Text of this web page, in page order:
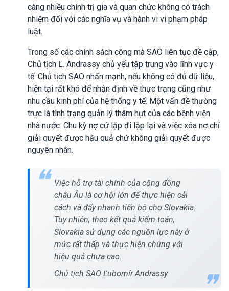
càng nhiều chính trị gia và quan chức không có trách
nhiệm đối với các nghĩa vụ và hành vi vi phạm pháp
luật.
Trong số các chính sách công mà SAO liên tục đề cập,
Chủ tịch Ľ. Andrassy chủ yếu tập trung vào lĩnh vực y
tế. Chủ tịch SAO nhấn mạnh, nếu không có đủ dữ liệu,
hiện tại rất khó để nhận định về thực trạng cũng như
nhu cầu kinh phí của hệ thống y tế. Một vấn đề thường
trực là tình trạng quản lý thâm hụt của các bệnh viện
nhà nước. Chu kỳ nợ cứ lặp đi lặp lại và việc xóa nợ chỉ
giải quyết được hậu quả chứ không giải quyết được
nguyên nhân.
Việc hỗ trợ tài chính của cộng đồng
châu Âu là cơ hội lớn để thực hiện cải
cách và đẩy nhanh tiến bộ cho Slovakia.
Tuy nhiên, theo kết quả kiểm toán,
Slovakia sử dụng các nguồn lực này ở
mức rất thấp và thực hiện chúng với
hiệu quả chưa cao.
Chủ tịch SAO Ľubomír Andrassy